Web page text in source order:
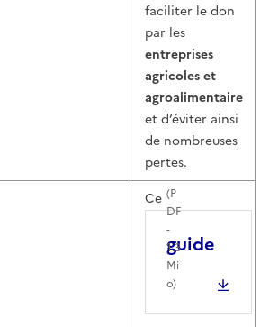
faciliter le don
par les
entreprises
agricoles et
agroalimentaire
et d’éviter ainsi
de nombreuses
pertes.
Ce
guide
(P
DF
-
1.3
Mi
o)